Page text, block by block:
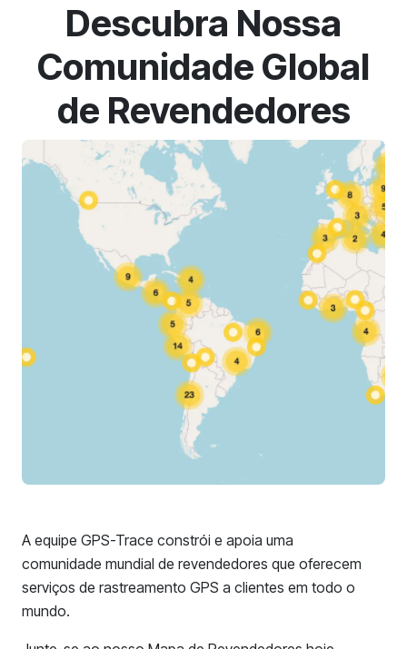
Descubra Nossa
Comunidade Global
de Revendedores
A equipe GPS-Trace constrói e apoia uma
comunidade mundial de revendedores que oferecem
serviços de rastreamento GPS a clientes em todo o
mundo.